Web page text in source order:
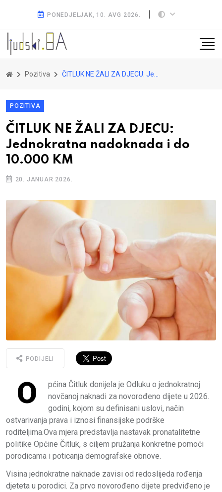
PONEDJELJAK, 10. AVG 2026.
Pozitiva ČITLUK NE ŽALI ZA DJECU: Jednokratna nadoknada i do 10.000 KM
POZITIVA
ČITLUK NE ŽALI ZA DJECU:
Jednokratna nadoknada i do
10.000 KM
20. JANUAR 2026.
PODIJELI
O
pćina Čitluk donijela je Odluku o jednokratnoj
novčanoj naknadi za novorođeno dijete u 2026.
godini, kojom su definisani uslovi, način
ostvarivanja prava i iznosi finansijske podrške
roditeljima.Ova mjera predstavlja nastavak pronatalitetne
politike Općine Čitluk, s ciljem pružanja konkretne pomoći
porodicama i poticanja demografske obnove.
Visina jednokratne naknade zavisi od redoslijeda rođenja
djeteta u porodici. Za prvo novorođeno dijete predviđeno je